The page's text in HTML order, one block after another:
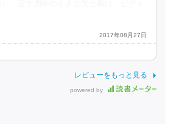
2017年08月27日
レビューをもっと見る
powered by